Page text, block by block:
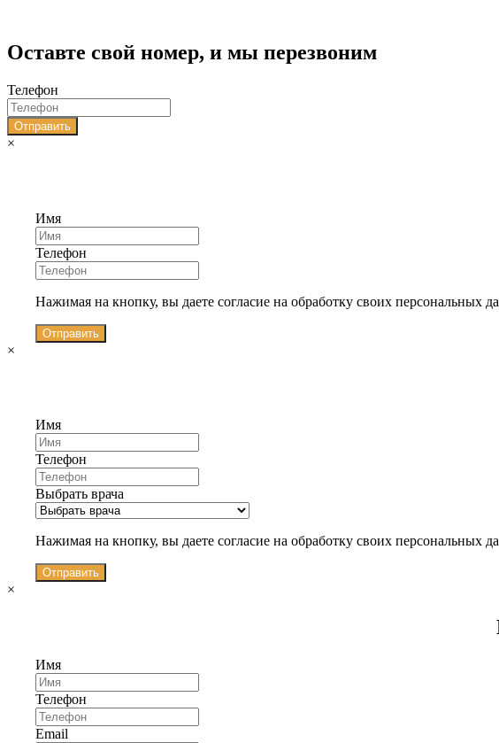
Оставте свой номер, и мы перезвоним
Телефон
Отправить
×
Имя
Телефон
Нажимая на кнопку, вы даете согласие на обработку своих персональных
Отправить
×
Имя
Телефон
Выбрать врача
Нажимая на кнопку, вы даете согласие на обработку своих персональных
Отправить
×
Имя
Телефон
Email